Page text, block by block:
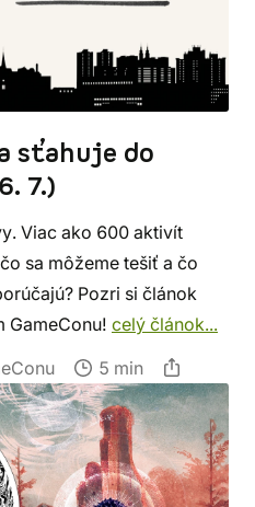
sťahuje do
7.)
Viac ako 600 aktivít
sa môžeme tešiť a čo
Pozri si článok
GameConu! celý článok...
5 min